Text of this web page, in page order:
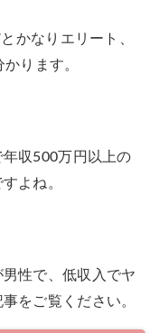
かなりエリート、
ります。
収500万円以上の
よね。
性で、低収入でヤ
をご覧ください。